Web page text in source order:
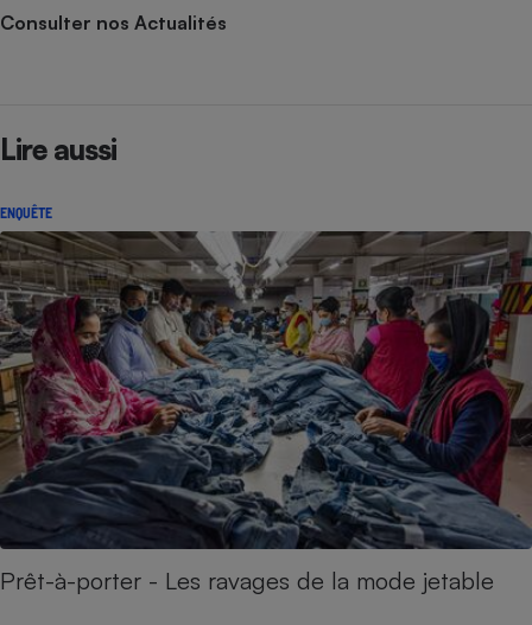
Consulter nos Actualités
Lire aussi
ENQUÊTE
Prêt-à-porter - Les ravages de la mode jetable